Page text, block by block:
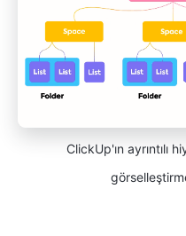
ClickUp'ın ayrıntılı